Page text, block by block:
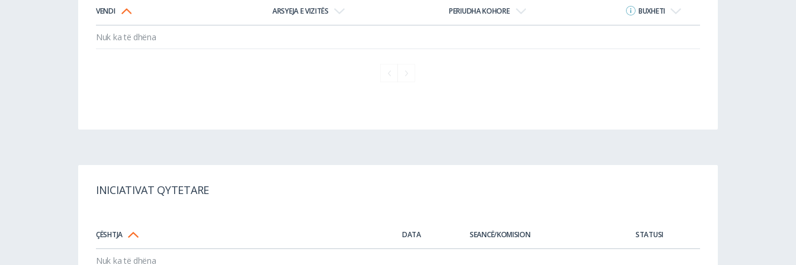
VENDI ARSYEJA E VIZITËS PERIUDHA KOHORE BUXHETI
Nuk ka të dhëna
INICIATIVAT QYTETARE
ÇËSHTJA DATA SEANCË/KOMISION STATUSI
Nuk ka të dhëna